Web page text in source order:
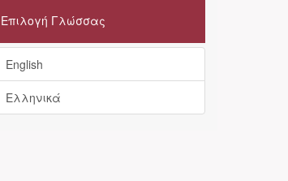
Επιλογή Γλώσσας
English
Ελληνικά